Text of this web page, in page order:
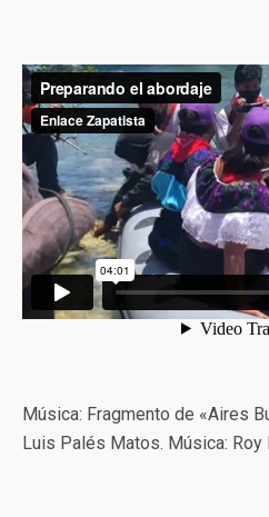
Música: Fragmento de «Aires
Luis Palés Matos. Música: Roy